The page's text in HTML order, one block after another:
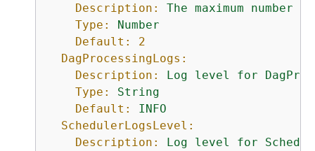
Description:
The maximum number
Type:
Number
Default:
2
DagProcessingLogs:
Description:
Log level for
Type:
String
Default:
INFO
SchedulerLogsLevel:
Description:
Log level for